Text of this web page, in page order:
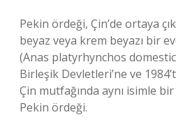
Pekin ördeği, Çin’de ortaya
beyaz veya krem ​​beyazı bir
(Anas platyrhynchos
Birleşik Devletleri’ne ve
Çin mutfağında aynı isimle
Pekin ördeği.